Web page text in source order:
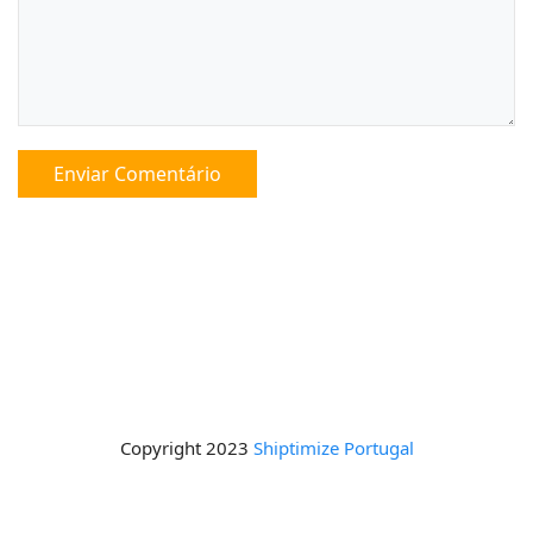
Copyright 2023 Shiptimize Portugal